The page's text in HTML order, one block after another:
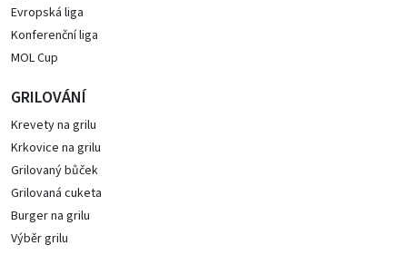
Evropská liga
Konferenční liga
MOL Cup
GRILOVÁNÍ
Krevety na grilu
Krkovice na grilu
Grilovaný bůček
Grilovaná cuketa
Burger na grilu
Výběr grilu